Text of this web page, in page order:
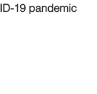
19 pandemic